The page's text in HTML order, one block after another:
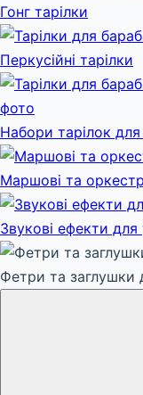
Гонг тарілки
Перкусійні тарілки
Набори тарілок для
Маршові та
Звукові ефекти для
Фетри та заглушки